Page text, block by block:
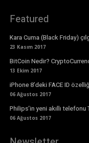
Featured
Kara Cuma (Black Friday)
23 Kasım 2017
BitCoin Nedir?
13 Ekim 2017
iPhone 8’deki FACE ID
06 Ağustos 2017
Philips’in yeni akıllı telefonu
06 Ağustos 2017